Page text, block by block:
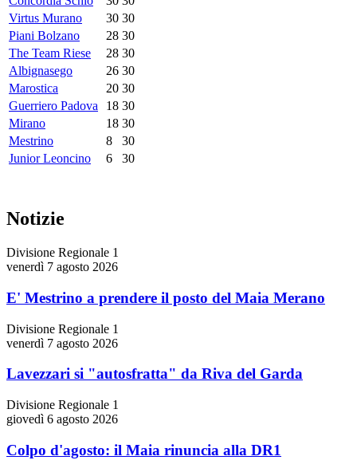
Virtus Murano
30 30
Piani Bolzano
28 30
The Team Riese
28 30
Albignasego
26 30
Marostica
20 30
Guerriero Padova
18 30
Mirano
18 30
Mestrino
8
30
Junior Leoncino
6 30
Notizie
Divisione Regionale 1
venerdì 7 agosto 2026
E' Mestrino a prendere il posto del Maia Merano
Divisione Regionale 1
venerdì 7 agosto 2026
Lavezzari si "autosfratta" da Riva del Garda
Divisione Regionale 1
giovedì 6 agosto 2026
Colpo d'agosto: il Maia rinuncia alla DR1